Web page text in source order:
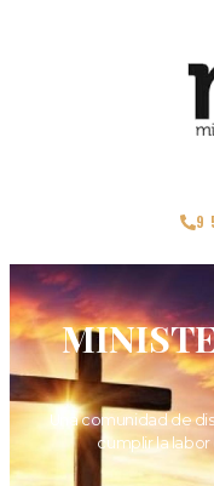
Una comunidad de
cumplir la labor